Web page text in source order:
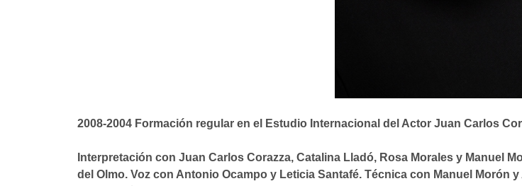
2008-2004 Formación regular en el Estudio Internacional del Actor Juan Carlos
Interpretación con Juan Carlos Corazza, Catalina Lladó, Rosa Morales y Manuel
del Olmo. Voz con Antonio Ocampo y Leticia Santafé. Técnica con Manuel Morón